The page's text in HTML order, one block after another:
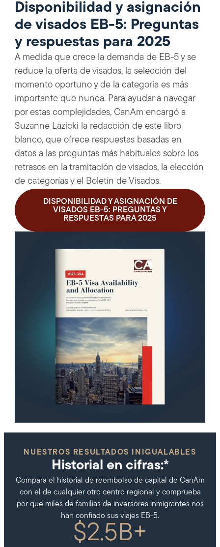
Disponibilidad y asignación
de visados EB-5: Preguntas
y respuestas para 2025
A medida que crece la demanda de EB-5 y se
reduce la oferta de visados, la selección del
momento oportuno y de la categoría es más
importante que nunca. Para ayudar a navegar
por estas complejidades, CanAm encargó a
Suzanne Lazicki la redacción de este libro
blanco, que ofrece respuestas basadas en
datos a las preguntas más habituales sobre los
retrasos en la tramitación de visados, la elección
de categorías y el Boletín de Visados.
DISPONIBILIDAD Y ASIGNACIÓN DE
VISADOS EB-5: PREGUNTAS Y
RESPUESTAS PARA 2025
NUESTROS RESULTADOS INIGUALABLES
Historial en cifras:*
Compara el historial de reembolso de capital de CanAm
con el de cualquier otro centro regional y comprueba
por qué miles de familias de inversores inmigrantes nos
han confiado sus viajes EB-5.
$2.5B+